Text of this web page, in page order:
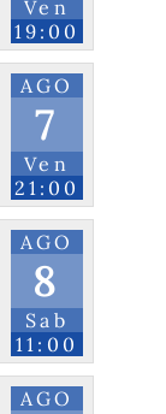
Ven
19:00
AGO
7
Ven
21:00
AGO
8
Sab
11:00
AGO